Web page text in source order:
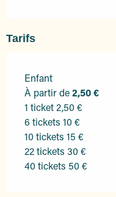
Tarifs
Tarifs 2026
Enfant
À partir de2,50 €
1 ticket 2,50 €
6 tickets 10 €
10 tickets 15 €
22 tickets 30 €
40 tickets 50 €